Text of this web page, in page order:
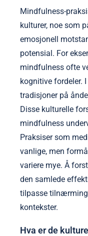
Mindfulness-
kulturer, noe som
emosjonell
potensial. For
mindfulness ofte
kognitive fordeler.
tradisjoner på
Disse kulturelle
mindfulness
Praksiser som
vanlige, men
variere mye. Å
den samlede
tilpasse
kontekster.
Hva er de